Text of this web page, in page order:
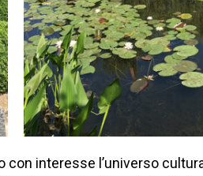
con interesse l’universo